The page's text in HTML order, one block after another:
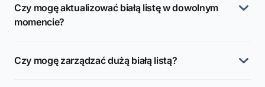
Czy mogę aktualizować białą listę w dowolnym
momencie?
Czy mogę zarządzać dużą białą listą?